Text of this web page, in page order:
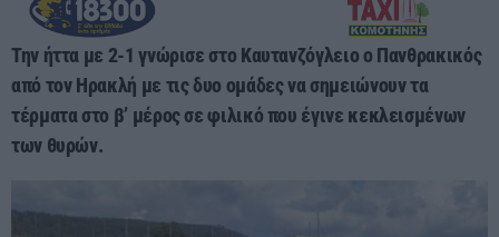
Την ήττα με 2-1 γνώρισε στο Καυτανζόγλειο ο Πανθρακικός
από τον Ηρακλή με τις δυο ομάδες να σημειώνουν τα
τέρματα στο β’ μέρος σε φιλικό που έγινε κεκλεισμένων
των θυρών.